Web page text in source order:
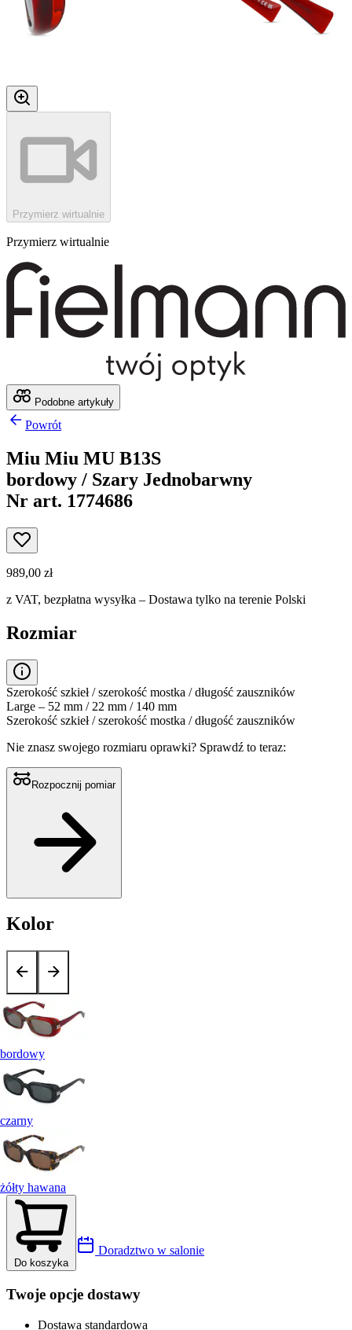
Przymierz wirtualnie
Przymierz wirtualnie
Podobne artykuły
Powrót
Miu Miu MU B13S
bordowy / Szary Jednobarwny
Nr art. 1774686
989,00 zł
z VAT, bezpłatna wysyłka – Dostawa tylko na terenie Polski
Rozmiar
Szerokość szkieł / szerokość mostka / długość zauszników
Large – 52 mm / 22 mm / 140 mm
Szerokość szkieł / szerokość mostka / długość zauszników
Nie znasz swojego rozmiaru oprawki? Sprawdź to teraz:
Rozpocznij pomiar
Kolor
bordowy
czarny
żółty hawana
Do koszyka
Doradztwo w salonie
Twoje opcje dostawy
Dostawa standardowa